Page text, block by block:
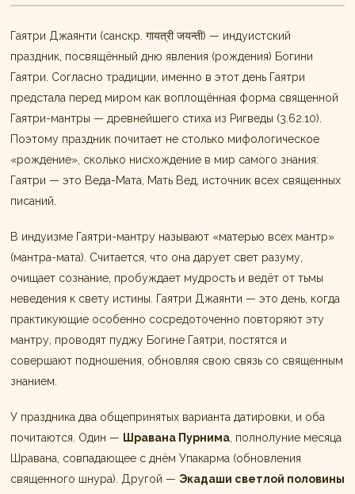
Гаятри Джаянти (санскр. गायत्री जयन्ती) — индуистский
праздник, посвящённый дню явления (рождения) Богини
Гаятри. Согласно традиции, именно в этот день Гаятри
предстала перед миром как воплощённая форма священной
Гаятри-мантры — древнейшего стиха из Ригведы (3.62.10).
Поэтому праздник почитает не столько мифологическое
«рождение», сколько нисхождение в мир самого знания:
Гаятри — это Веда-Мата, Мать Вед, источник всех священных
писаний.
В индуизме Гаятри-мантру называют «матерью всех мантр»
(мантра-мата). Считается, что она дарует свет разуму,
очищает сознание, пробуждает мудрость и ведёт от тьмы
неведения к свету истины. Гаятри Джаянти — это день, когда
практикующие особенно сосредоточенно повторяют эту
мантру, проводят пуджу Богине Гаятри, постятся и
совершают подношения, обновляя свою связь со священным
знанием.
У праздника два общепринятых варианта датировки, и оба
почитаются. Один — Шравана Пурнима, полнолуние месяца
Шравана, совпадающее с днём Упакарма (обновления
священного шнура). Другой — Экадаши светлой половины